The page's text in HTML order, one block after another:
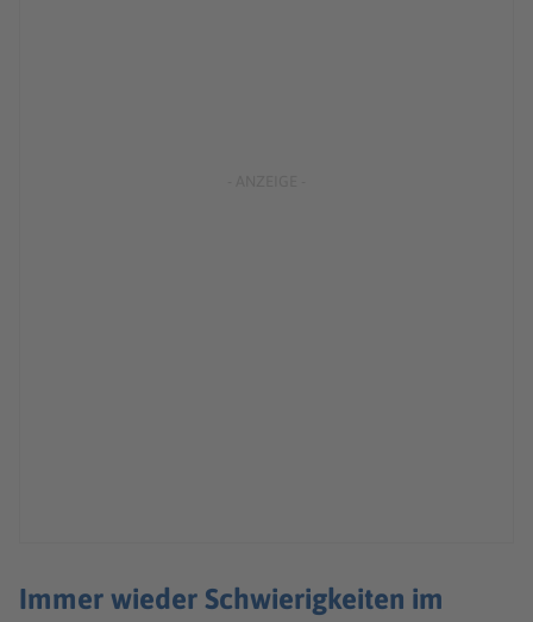
Immer wieder Schwierigkeiten im